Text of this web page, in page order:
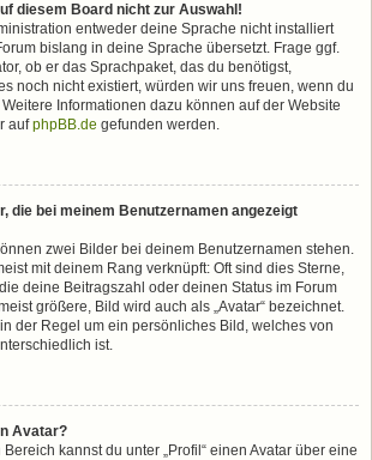
diesem Board nicht zur Auswahl!
entweder deine Sprache nicht installiert
bislang in deine Sprache übersetzt. Frage ggf.
ob er das Sprachpaket, das du benötigst,
noch nicht existiert, würden wir uns freuen, wenn du
Informationen dazu können auf der Website
aufphpBB.de gefunden werden.
die bei meinem Benutzernamen angezeigt
zwei Bilder bei deinem Benutzernamen stehen.
mit deinem Rang verknüpft: Oft sind dies Sterne,
deine Beitragszahl oder deinen Status im Forum
größere, Bild wird auch als „Avatar“ bezeichnet.
der Regel um ein persönliches Bild, welches von
ist.
Avatar?
kannst du unter „Profil“ einen Avatar über eine